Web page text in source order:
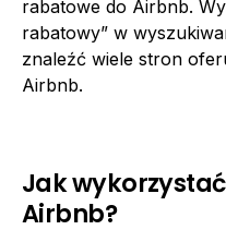
rabatowe do Airbnb.
rabatowy” w
znaleźć wiele stron
Airbnb.
Jak
Airbnb?